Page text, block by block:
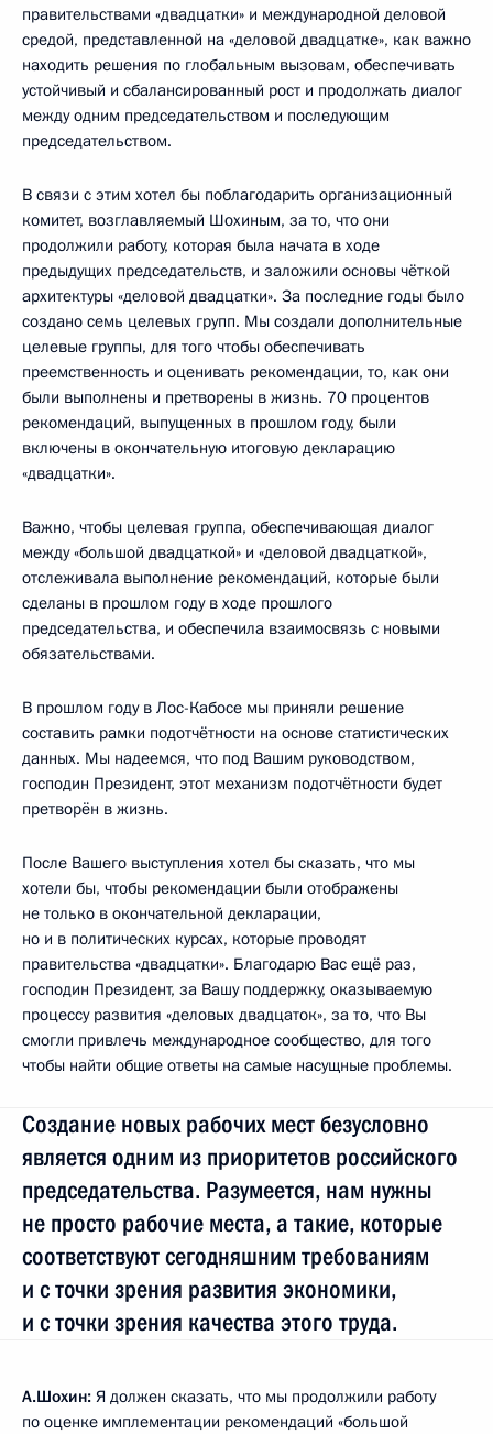
правительствами «двадцатки» и международной деловой
средой, представленной на «деловой двадцатке», как важно
находить решения по глобальным вызовам, обеспечивать
устойчивый и сбалансированный рост и продолжать диалог
между одним председательством и последующим
председательством.
В связи с этим хотел бы поблагодарить организационный
комитет, возглавляемый Шохиным, за то, что они
продолжили работу, которая была начата в ходе
предыдущих председательств, и заложили основы чёткой
архитектуры «деловой двадцатки». За последние годы было
создано семь целевых групп. Мы создали дополнительные
целевые группы, для того чтобы обеспечивать
преемственность и оценивать рекомендации, то, как они
были выполнены и претворены в жизнь. 70 процентов
рекомендаций, выпущенных в прошлом году, были
включены в окончательную итоговую декларацию
«двадцатки».
Важно, чтобы целевая группа, обеспечивающая диалог
между «большой двадцаткой» и «деловой двадцаткой»,
отслеживала выполнение рекомендаций, которые были
сделаны в прошлом году в ходе прошлого
председательства, и обеспечила взаимосвязь с новыми
обязательствами.
В прошлом году в Лос-Кабосе мы приняли решение
составить рамки подотчётности на основе статистических
данных. Мы надеемся, что под Вашим руководством,
господин Президент, этот механизм подотчётности будет
претворён в жизнь.
После Вашего выступления хотел бы сказать, что мы
хотели бы, чтобы рекомендации были отображены
не только в окончательной декларации,
но и в политических курсах, которые проводят
правительства «двадцатки». Благодарю Вас ещё раз,
господин Президент, за Вашу поддержку, оказываемую
процессу развития «деловых двадцаток», за то, что Вы
смогли привлечь международное сообщество, для того
чтобы найти общие ответы на самые насущные проблемы.
Создание новых рабочих мест безусловно
является одним из приоритетов российского
председательства. Разумеется, нам нужны
не просто рабочие места, а такие, которые
соответствуют сегодняшним требованиям
и с точки зрения развития экономики,
и с точки зрения качества этого труда.
А.Шохин: Я должен сказать, что мы продолжили работу
по оценке имплементации рекомендаций «большой